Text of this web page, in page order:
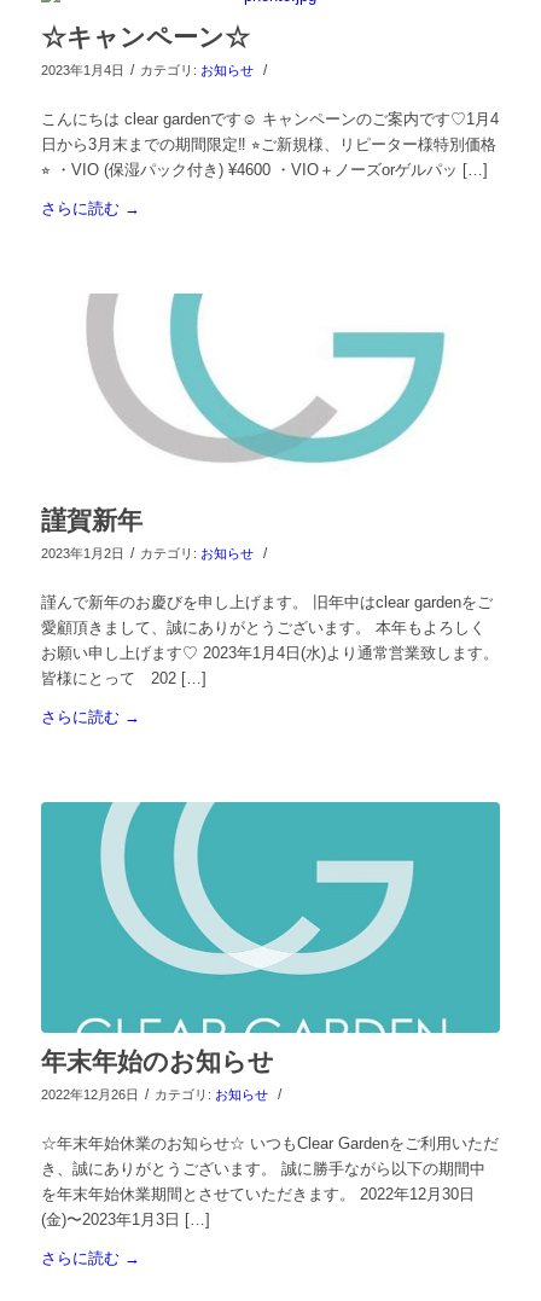
☆キャンペーン☆
2023年1月4日 / カテゴリ: お知らせ /
こんにちは clear gardenです☺︎ キャンペーンのご案内です♡1月4
日から3月末までの期間限定‼︎ ⭐︎ご新規様、リピーター様特別価格
⭐︎ ・VIO (保湿パック付き) ¥4600 ・VIO＋ノーズorゲルパッ […]
さらに読む→
謹賀新年
2023年1月2日 / カテゴリ: お知らせ /
謹んで新年のお慶びを申し上げます。 旧年中はclear gardenをご
愛顧頂きまして、誠にありがとうございます。 本年もよろしく
お願い申し上げます♡ 2023年1月4日(水)より通常営業致します。
皆様にとって 202 […]
さらに読む→
年末年始のお知らせ
2022年12月26日 / カテゴリ: お知らせ /
☆年末年始休業のお知らせ☆ いつもClear Gardenをご利用いただ
き、誠にありがとうございます。 誠に勝手ながら以下の期間中
を年末年始休業期間とさせていただきます。 2022年12月30日
(金)〜2023年1月3日 […]
さらに読む→